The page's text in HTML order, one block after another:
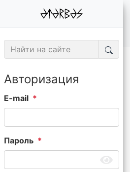
Авторизация
E-mail
Пароль